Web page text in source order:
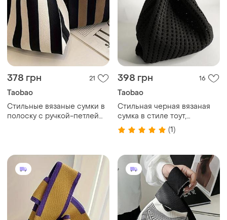
378 грн 21
Taobao
Стильные вязаные сумки в
полоску с ручкой-петлей
398 грн 16
Taobao
Стильная черная вязаная
сумка в стиле тоут,
японский стиль, сумка-узел
корейский стиль
(1)